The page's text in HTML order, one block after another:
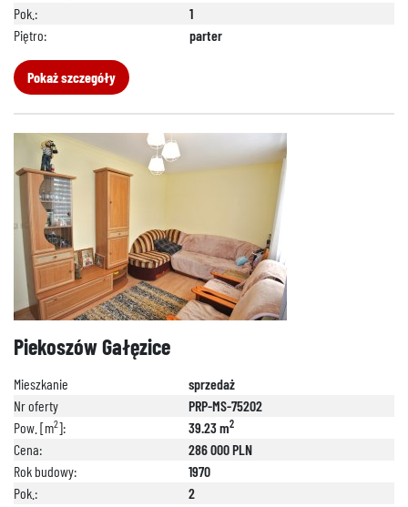
Pok.:
1
Piętro:
parter
Pokaż szczegóły
Piekoszów Gałęzice
Mieszkanie
sprzedaż
Nr oferty
PRP-MS-75202
Pow. [m2]: 39.23 m2
Cena:
286 000 PLN
Rok budowy:
1970
Pok.:
2